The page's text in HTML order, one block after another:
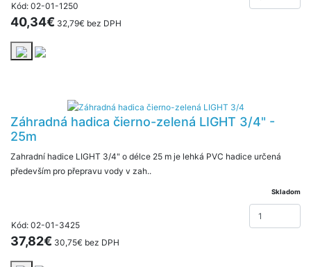
Kód: 02-01-1250
40,34€ 32,79€ bez DPH
Záhradná hadica čierno-zelená LIGHT 3/4" -
25m
Zahradní hadice LIGHT 3/4" o délce 25 m je lehká PVC hadice určená
především pro přepravu vody v zah..
Kód: 02-01-3425
Skladom
37,82€ 30,75€ bez DPH